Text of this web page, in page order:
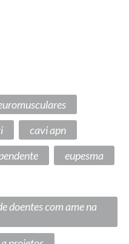
cavi apn
eupesma
doentes com ame na